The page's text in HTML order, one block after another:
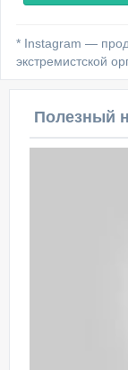
* Instagram —
экстремистской